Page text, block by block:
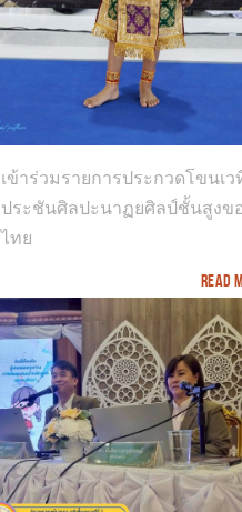
เข้าร่วมรายการประกวดโขนเว
ประชันศิลปะนาฏยศิลป์ชั้นสูงข
ไทย
Read
ได้เข้าร่วมการแข่งขันกีฬาเท
รายการ ICOL THAILAND 2026